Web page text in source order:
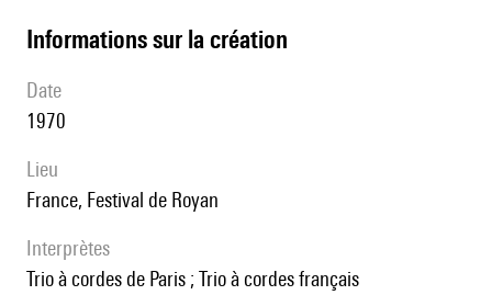
informations sur la création
date
1970
lieu
France, Festival de Royan
interprètes
Trio à cordes de Paris ; Trio à cordes français